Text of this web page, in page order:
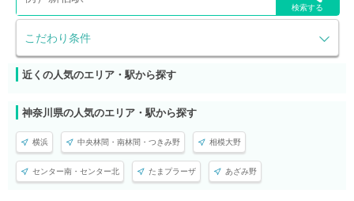
こだわり条件
検索する
近くの人気のエリア・駅から探す
神奈川県の人気のエリア・駅から探す
横浜 中央林間・南林間・つきみ野 相模大野
センター南・センター北 たまプラーザ あざみ野